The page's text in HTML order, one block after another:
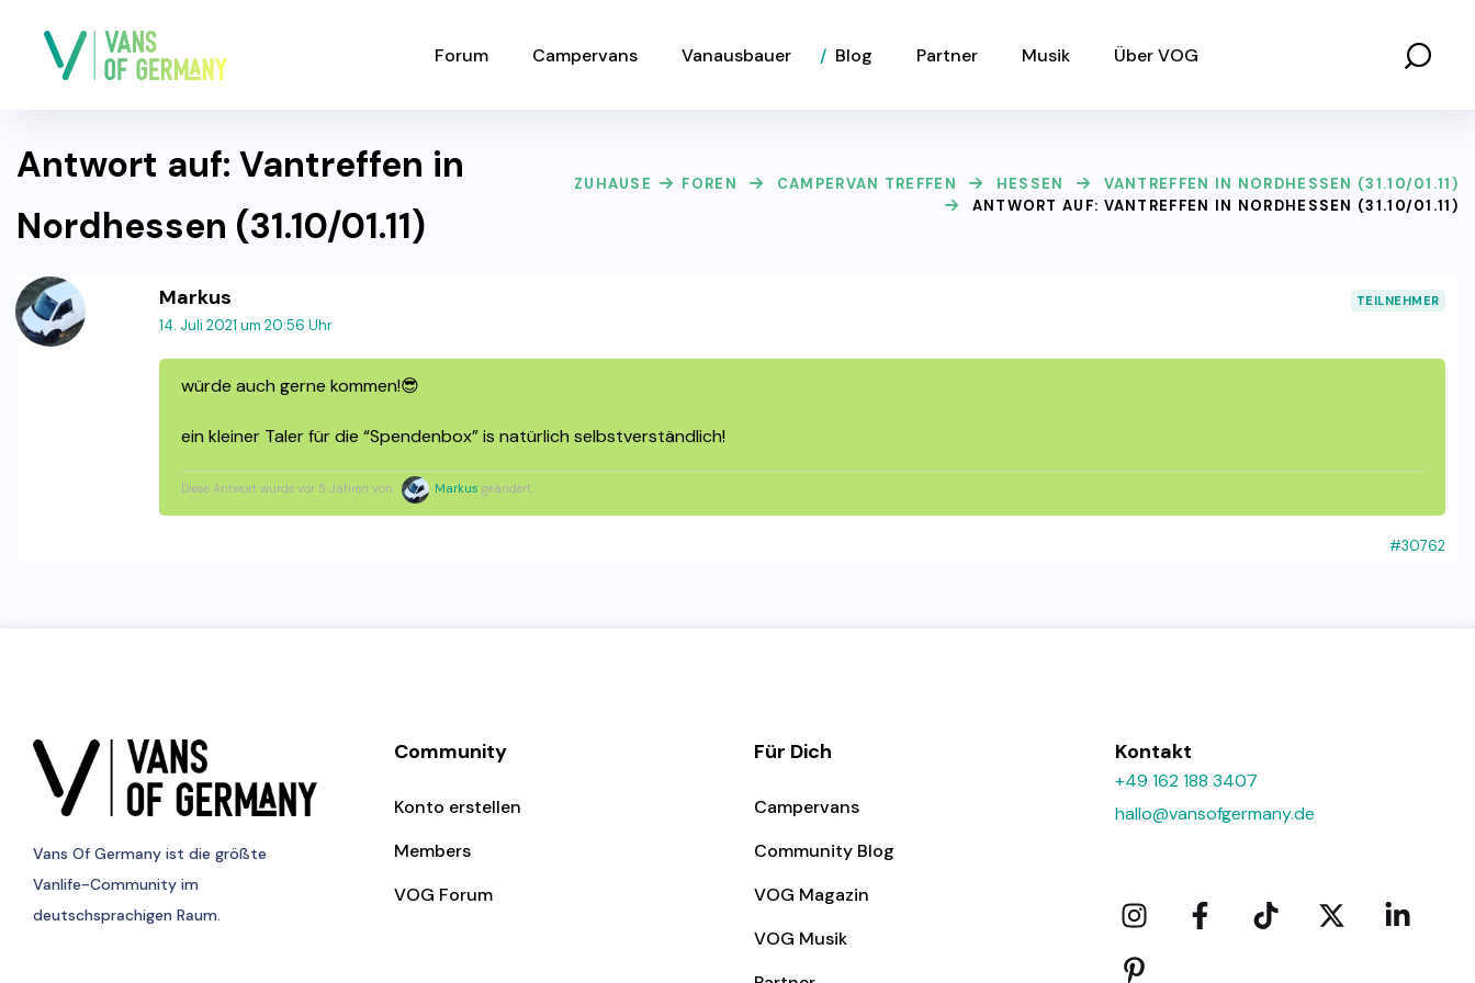
Forum Campervans Vanausbauer Blog Partner Musik Über VOG
Antwort auf: Vantreffen in
Nordhessen (31.10/01.11)
ZUHAUSE FOREN CAMPERVAN TREFFEN HESSEN
VANTREFFEN IN NORDHESSEN (31.10/01.11)
ANTWORT AUF: VANTREFFEN IN NORDHESSEN (31.10/01.11)
Markus
14. Juli 2021 um 20:56 Uhr
TEILNEHMER
würde auch gerne kommen!😎
ein kleiner Taler für die “Spendenbox” is natürlich selbstverständlich!
Diese Antwort wurde vor 5 Jahren von Markus geändert.
#30762
Vans Of Germany ist die größte
Vanlife-Community im
deutschsprachigen Raum.
Community
Konto erstellen
Members
VOG Forum
Für Dich
Campervans
Community Blog
VOG Magazin
VOG Musik
Kontakt
+49 162 188 3407
hallo@vansofgermany.de